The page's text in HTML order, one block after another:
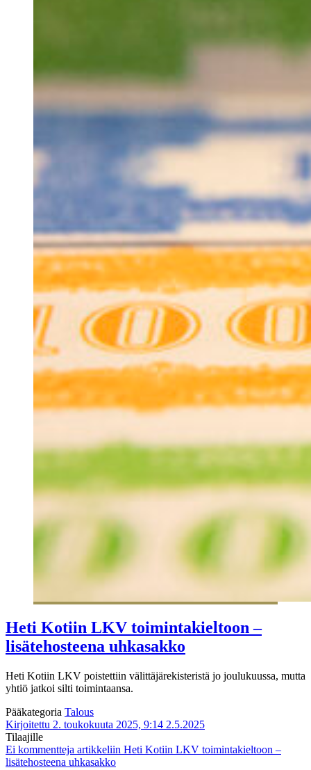
Heti Kotiin LKV toimintakieltoon –
lisätehosteena uhkasakko
Heti Kotiin LKV poistettiin välittäjärekisteristä jo joulukuussa, mutta
yhtiö jatkoi silti toimintaansa.
Pääkategoria Talous
Kirjoitettu 2. toukokuuta 2025, 9:14 2.5.2025
Tilaajille
Ei kommentteja artikkeliin Heti Kotiin LKV toimintakieltoon –
lisätehosteena uhkasakko